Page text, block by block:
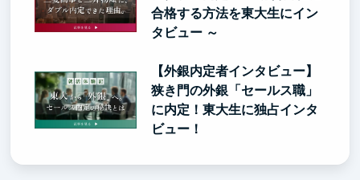
合格する方法を東大生にイン
タビュー ～
【外銀内定者インタビュー】
狭き門の外銀「セールス職」
に内定！東大生に独占インタ
ビュー！